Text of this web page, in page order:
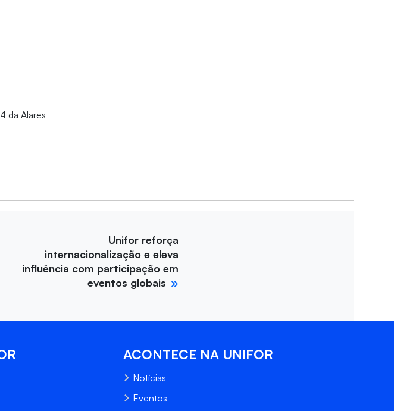
da Alares
Unifor reforça
internacionalização e eleva
influência com participação em
eventos globais
ACONTECE NA UNIFOR
Notícias
Eventos